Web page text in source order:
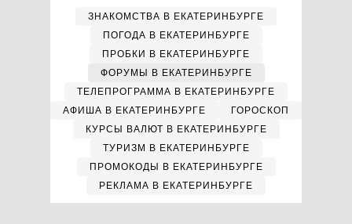
ЗНАКОМСТВА В ЕКАТЕРИНБУРГЕ
ПОГОДА В ЕКАТЕРИНБУРГЕ
ПРОБКИ В ЕКАТЕРИНБУРГЕ
ФОРУМЫ В ЕКАТЕРИНБУРГЕ
ТЕЛЕПРОГРАММА В ЕКАТЕРИНБУРГЕ
АФИША В ЕКАТЕРИНБУРГЕ
ГОРОСКОП
КУРСЫ ВАЛЮТ В ЕКАТЕРИНБУРГЕ
ТУРИЗМ В ЕКАТЕРИНБУРГЕ
ПРОМОКОДЫ В ЕКАТЕРИНБУРГЕ
РЕКЛАМА В ЕКАТЕРИНБУРГЕ